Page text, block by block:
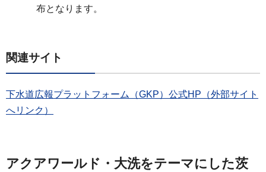
布となります。
関連サイト
下水道広報プラットフォーム（GKP）公式HP（外部サイト
へリンク）
アクアワールド・大洗をテーマにした茨